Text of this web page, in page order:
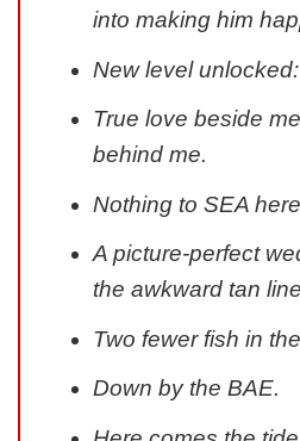
into making him
New level
True love beside
behind me.
Nothing to SEA
A picture-perfect
the awkward tan
Two fewer fish in
Down by the BAE.